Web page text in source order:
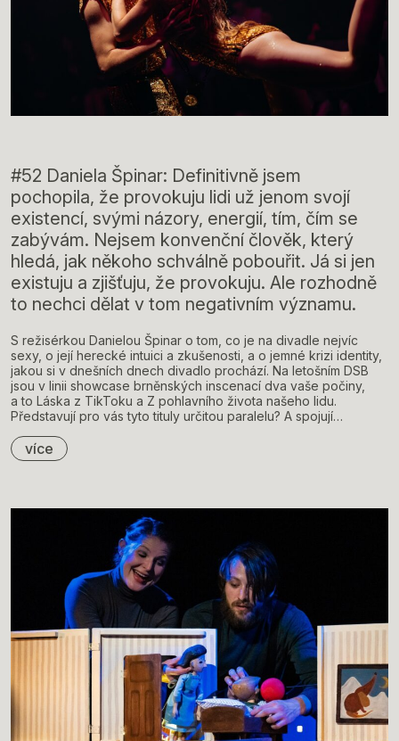
#52 Daniela Špinar: Definitivně jsem
pochopila, že provokuju lidi už jenom svojí
existencí, svými názory, energií, tím, čím se
zabývám. Nejsem konvenční člověk, který
hledá, jak někoho schválně pobouřit. Já si jen
existuju a zjišťuju, že provokuju. Ale rozhodně
to nechci dělat v tom negativním významu.
S režisérkou Danielou Špinar o tom, co je na divadle nejvíc
sexy, o její herecké intuici a zkušenosti, a o jemné krizi identity,
jakou si v dnešních dnech divadlo prochází. Na letošním DSB
jsou v linii showcase brněnských inscenací dva vaše počiny,
a to Láska z TikToku a Z pohlavního života našeho lidu.
Představují pro vás tyto tituly určitou paralelu? A spojují…
více